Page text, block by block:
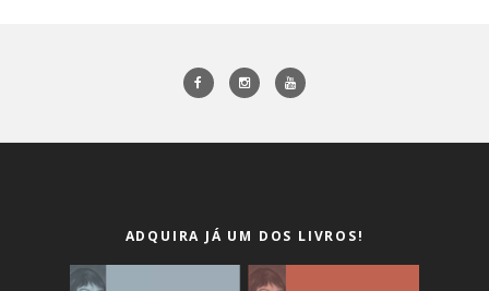
ADQUIRA JÁ UM DOS LIVROS!